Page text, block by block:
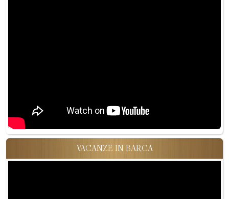
VACANZE IN BARCA